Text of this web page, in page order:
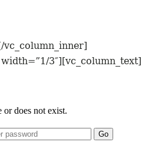
vc_column_inner]
3″][vc_column_text]